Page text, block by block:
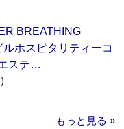
BREATHING
ルホスピタリティーコ
ステ…
もっと見る »